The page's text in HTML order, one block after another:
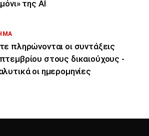
της ΑΙ
πληρώνονται οι συντάξεις
στους δικαιούχους -
οι ημερομηνίες